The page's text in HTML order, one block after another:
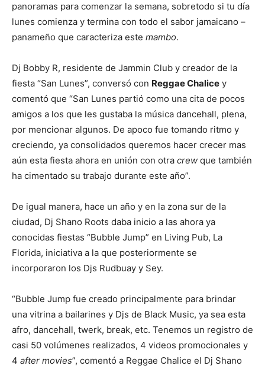
panoramas para comenzar la semana, sobretodo si tu día
lunes comienza y termina con todo el sabor jamaicano –
panameño que caracteriza este mambo.
Dj Bobby R, residente de Jammin Club y creador de la
fiesta “San Lunes”, conversó con Reggae Chalice y
comentó que “San Lunes partió como una cita de pocos
amigos a los que les gustaba la música dancehall, plena,
por mencionar algunos. De apoco fue tomando ritmo y
creciendo, ya consolidados queremos hacer crecer mas
aún esta fiesta ahora en unión con otra crew que también
ha cimentado su trabajo durante este año”.
De igual manera, hace un año y en la zona sur de la
ciudad, Dj Shano Roots daba inicio a las ahora ya
conocidas fiestas “Bubble Jump” en Living Pub, La
Florida, iniciativa a la que posteriormente se
incorporaron los Djs Rudbuay y Sey.
“Bubble Jump fue creado principalmente para brindar
una vitrina a bailarines y Djs de Black Music, ya sea esta
afro, dancehall, twerk, break, etc. Tenemos un registro de
casi 50 volúmenes realizados, 4 videos promocionales y
4 after movies”, comentó a Reggae Chalice el Dj Shano